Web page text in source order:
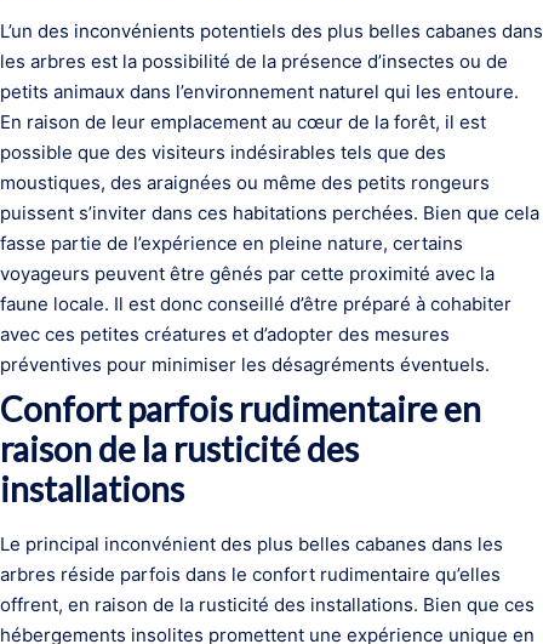
L’un des inconvénients potentiels des plus belles cabanes dans
les arbres est la possibilité de la présence d’insectes ou de
petits animaux dans l’environnement naturel qui les entoure.
En raison de leur emplacement au cœur de la forêt, il est
possible que des visiteurs indésirables tels que des
moustiques, des araignées ou même des petits rongeurs
puissent s’inviter dans ces habitations perchées. Bien que cela
fasse partie de l’expérience en pleine nature, certains
voyageurs peuvent être gênés par cette proximité avec la
faune locale. Il est donc conseillé d’être préparé à cohabiter
avec ces petites créatures et d’adopter des mesures
préventives pour minimiser les désagréments éventuels.
Confort parfois rudimentaire en
raison de la rusticité des
installations
Le principal inconvénient des plus belles cabanes dans les
arbres réside parfois dans le confort rudimentaire qu’elles
offrent, en raison de la rusticité des installations. Bien que ces
hébergements insolites promettent une expérience unique en